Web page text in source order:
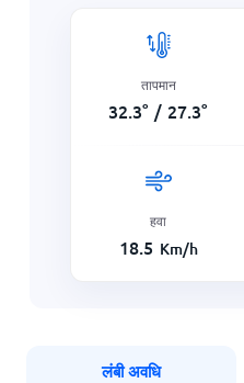
तापमान
32.3° / 27.3°
हवा
18.5 Km/h
लंबी अवधि